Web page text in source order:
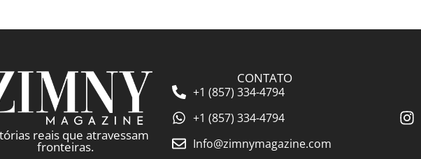
reais que atravessam
fronteiras.
CONTATO
+1 (857) 334-4794
+1 (857) 334-4794
Info@zimnymagazine.com